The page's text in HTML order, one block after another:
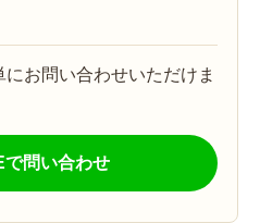
お問い合わせいただけま
で問い合わせ